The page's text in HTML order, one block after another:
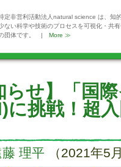
定非営利活動法人natural science は、知
ない科学や技術のプロセスを可視化・共
団体です。 | More ≫
らせ】「国
に挑戦！超
理平 （2021年5